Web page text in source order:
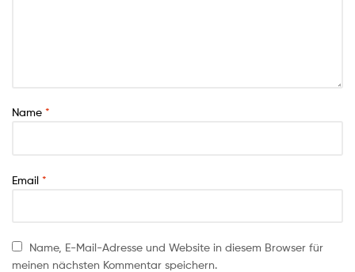
Name *
Email *
Name, E-Mail-Adresse und Website in diesem Browser für
meinen nächsten Kommentar speichern.